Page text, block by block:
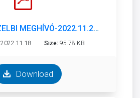
2022.11.21. SZELBI MEGHÍVÓ-2022.11.21..pdf
2022.11.18 Size: 95.78 KB
Download